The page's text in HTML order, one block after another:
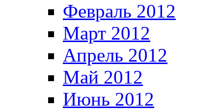
Февраль 2012
Март 2012
Апрель 2012
Май 2012
Июнь 2012